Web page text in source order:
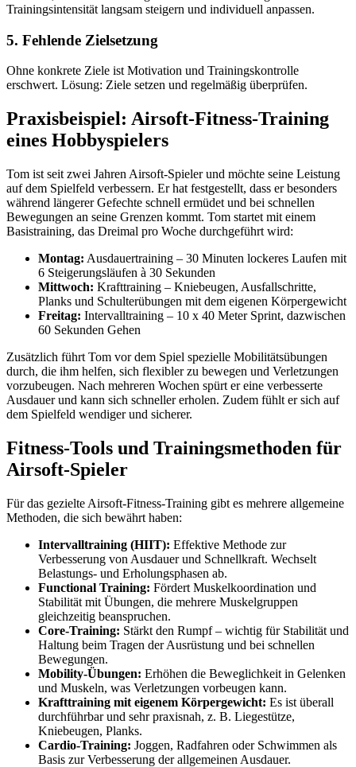
Trainingsintensität langsam steigern und individuell anpassen.
5. Fehlende Zielsetzung
Ohne konkrete Ziele ist Motivation und Trainingskontrolle
erschwert. Lösung: Ziele setzen und regelmäßig überprüfen.
Praxisbeispiel: Airsoft-Fitness-Training
eines Hobbyspielers
Tom ist seit zwei Jahren Airsoft-Spieler und möchte seine Leistung
auf dem Spielfeld verbessern. Er hat festgestellt, dass er besonders
während längerer Gefechte schnell ermüdet und bei schnellen
Bewegungen an seine Grenzen kommt. Tom startet mit einem
Basistraining, das Dreimal pro Woche durchgeführt wird:
Montag: Ausdauertraining – 30 Minuten lockeres Laufen mit
6 Steigerungsläufen à 30 Sekunden
Mittwoch: Krafttraining – Kniebeugen, Ausfallschritte,
Planks und Schulterübungen mit dem eigenen Körpergewicht
Freitag: Intervalltraining – 10 x 40 Meter Sprint, dazwischen
60 Sekunden Gehen
Zusätzlich führt Tom vor dem Spiel spezielle Mobilitätsübungen
durch, die ihm helfen, sich flexibler zu bewegen und Verletzungen
vorzubeugen. Nach mehreren Wochen spürt er eine verbesserte
Ausdauer und kann sich schneller erholen. Zudem fühlt er sich auf
dem Spielfeld wendiger und sicherer.
Fitness-Tools und Trainingsmethoden für
Airsoft-Spieler
Für das gezielte Airsoft-Fitness-Training gibt es mehrere allgemeine
Methoden, die sich bewährt haben:
Intervalltraining (HIIT): Effektive Methode zur
Verbesserung von Ausdauer und Schnellkraft. Wechselt
Belastungs- und Erholungsphasen ab.
Functional Training: Fördert Muskelkoordination und
Stabilität mit Übungen, die mehrere Muskelgruppen
gleichzeitig beanspruchen.
Core-Training: Stärkt den Rumpf – wichtig für Stabilität und
Haltung beim Tragen der Ausrüstung und bei schnellen
Bewegungen.
Mobility-Übungen: Erhöhen die Beweglichkeit in Gelenken
und Muskeln, was Verletzungen vorbeugen kann.
Krafttraining mit eigenem Körpergewicht: Es ist überall
durchführbar und sehr praxisnah, z. B. Liegestütze,
Kniebeugen, Planks.
Cardio-Training: Joggen, Radfahren oder Schwimmen als
Basis zur Verbesserung der allgemeinen Ausdauer.